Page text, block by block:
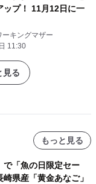
ップ！ 11月12日に一
キングマザー
11:30
見る
もっと見る
で「魚の日限定セー
県産「黄金あなご」